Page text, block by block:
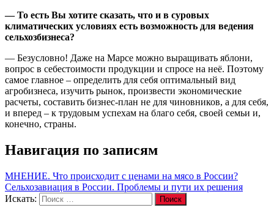
— То есть Вы хотите сказать, что и в суровых
климатических условиях есть возможность для ведения
сельхозбизнеса?
— Безусловно! Даже на Марсе можно выращивать яблони,
вопрос в себестоимости продукции и спросе на неё. Поэтому
самое главное – определить для себя оптимальный вид
агробизнеса, изучить рынок, произвести экономические
расчеты, составить бизнес-план не для чиновников, а для себя,
и вперед – к трудовым успехам на благо себя, своей семьи и,
конечно, страны.
Навигация по записям
МНЕНИЕ. Что происходит с ценами на мясо в России?
Сельхозавиация в России. Проблемы и пути их решения
Искать:
Поиск